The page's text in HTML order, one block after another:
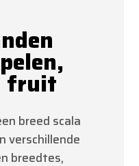
fruit
breed scala
verschillende
breedtes,